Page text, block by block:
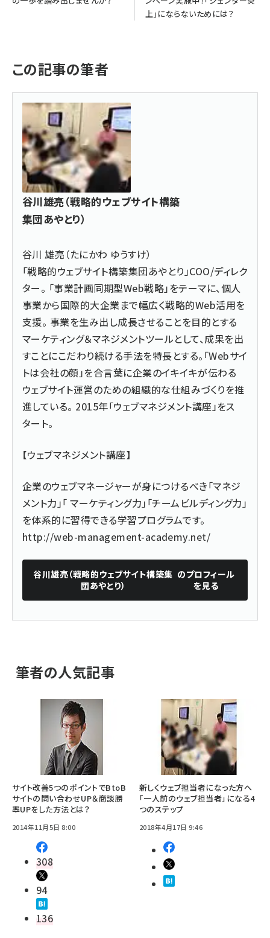
上」にならないためには？
この記事の筆者
谷川雄亮（戦略的ウェブサイト構築
集団あやとり）
谷川 雄亮（たにかわ ゆうすけ）
「戦略的ウェブサイト構築集団あやとり」COO/ディレク
ター。 「事業計画同期型Web戦略」をテーマに、個人
事業から国際的大企業まで幅広く戦略的Web活用を
支援。 事業を生み出し成長させることを目的とする
マーケティング＆マネジメントツールとして、成果を出
すことにこだわり続ける手法を特長とする。「Webサイ
トは会社の顔」を合言葉に企業のイキイキが伝わる
ウェブサイト運営のための組織的な仕組みづくりを推
進している。 2015年「ウェブマネジメント講座」をス
タート。
【ウェブマネジメント講座】
企業のウェブマネージャーが身につけるべき「マネジ
メント力」「 マーケティング力」「チームビルディング力」
を体系的に習得できる学習プログラムです。
http://web-management-academy.net/
谷川雄亮（戦略的ウェブサイト構築集
団あやとり）
のプロフィール
を見る
筆者の人気記事
サイト改善5つのポイントでBtoB
サイトの問い合わせUP＆商談勝
率UPをした方法とは？
2014年11月5日 8:00
308
94
136
新しくウェブ担当者になった方へ
「一人前のウェブ担当者」になる4
つのステップ
2018年4月17日 9:46